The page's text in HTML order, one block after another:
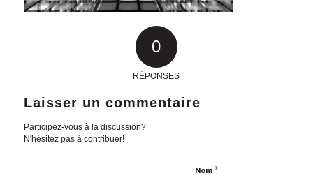
0
RÉPONSES
Laisser un commentaire
Participez-vous à la discussion?
N'hésitez pas à contribuer!
Nom *